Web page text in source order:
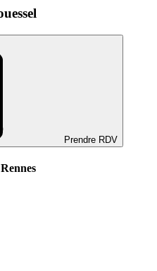
Prendre RDV